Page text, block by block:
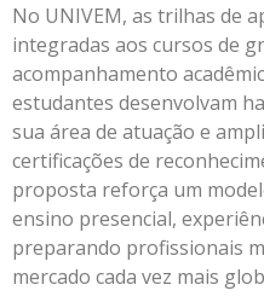
No UNIVEM, as trilhas de
integradas aos cursos de
acompanhamento
estudantes desenvolvam
sua área de atuação e
certificações de
proposta reforça um
ensino presencial,
preparando profissionais
mercado cada vez mais